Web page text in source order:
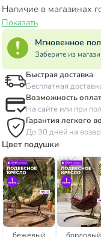
Наличие в магазинах
Показать
Мгновенное
Заберите из
Быстрая доставка
Бесплатная
Возможность
На сайте или при
Гарантия легкого
До 30 дней на
Цвет подушки